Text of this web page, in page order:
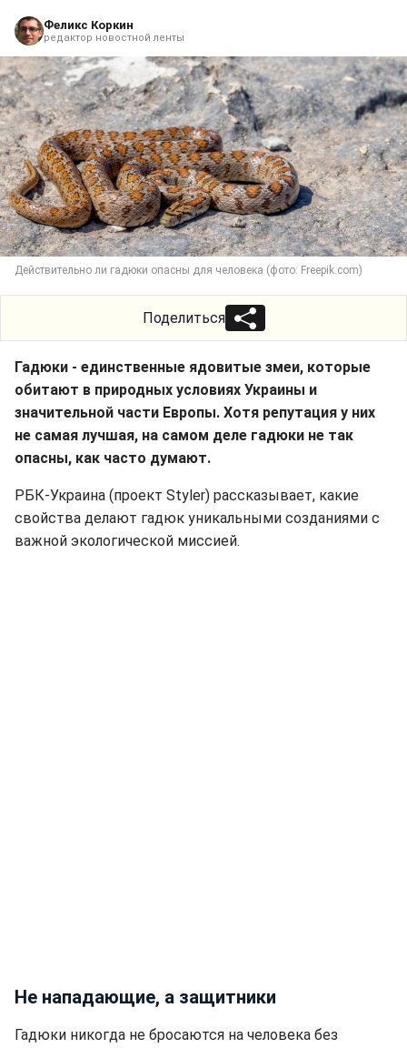
Феликс Коркин
редактор новостной ленты
Действительно ли гадюки опасны для человека (фото: Freepik.com)
Поделиться
Гадюки - единственные ядовитые змеи, которые
обитают в природных условиях Украины и
значительной части Европы. Хотя репутация у них
не самая лучшая, на самом деле гадюки не так
опасны, как часто думают.
РБК-Украина (проект Styler) рассказывает, какие
свойства делают гадюк уникальными созданиями с
важной экологической миссией.
Не нападающие, а защитники
Гадюки никогда не бросаются на человека без